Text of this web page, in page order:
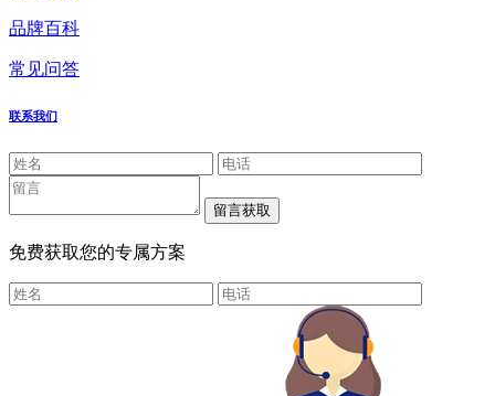
品牌百科
常见问答
联系我们
免费获取您的专属方案